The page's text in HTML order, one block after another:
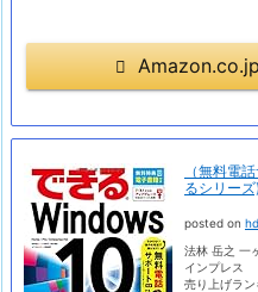
（無料電
るシリーズ)
posted on
法林 岳之 一
インプレス
売り上げラ